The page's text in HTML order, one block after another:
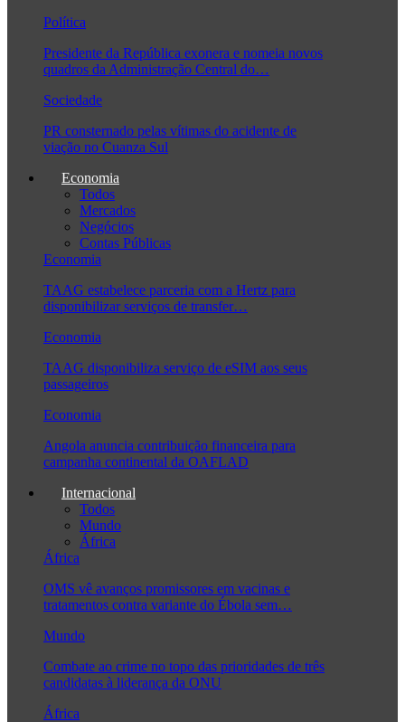
Política
Presidente da República exonera e nomeia novos
quadros da Administração Central do…
Sociedade
PR consternado pelas vítimas do acidente de
viação no Cuanza Sul
Economia
Todos
Mercados
Negócios
Contas Públicas
Economia
TAAG estabelece parceria com a Hertz para
disponibilizar serviços de transfer…
Economia
TAAG disponibiliza serviço de eSIM aos seus
passageiros
Economia
Angola anuncia contribuição financeira para
campanha continental da OAFLAD
Internacional
Todos
Mundo
África
África
OMS vê avanços promissores em vacinas e
tratamentos contra variante do Ébola sem…
Mundo
Combate ao crime no topo das prioridades de três
candidatas à liderança da ONU
África